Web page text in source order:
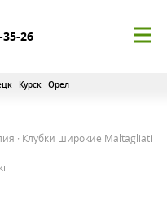
35-26
Курск Орел
· Клубки широкие Maltagliati